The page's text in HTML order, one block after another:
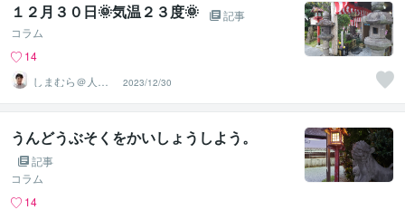
１２月３０日🌞気温２３度🌞
記事
コラム
14
しまむら＠人事
コンサルタント
2023/12/30
うんどうぶそくをかいしょうしよう。
記事
コラム
14